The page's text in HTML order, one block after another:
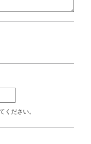
ください。